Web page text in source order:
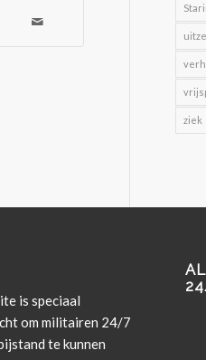
ziek
is spe­ci­aal
om militairen 24/7
te kun­nen